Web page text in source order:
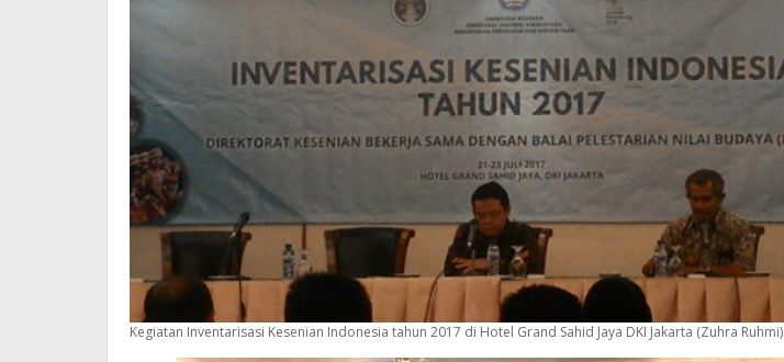
Kegiatan Inventarisasi Kesenian Indonesia tahun 2017 di Hotel Grand Sahid Jaya DKI Jakarta (Zuhra Ruhmi)